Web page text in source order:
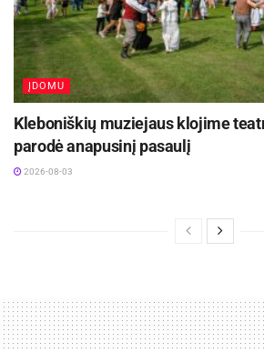
ĮDOMU
Kleboniškių muziejaus klojime
parodė anapusinį pasaulį
2026-08-03